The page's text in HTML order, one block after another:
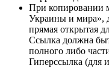
При копировании
Украины и мира»,
прямая открытая
Ссылка должна
полного либо
Гиперссылка (для